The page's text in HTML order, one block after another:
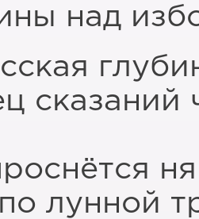
над
лунной